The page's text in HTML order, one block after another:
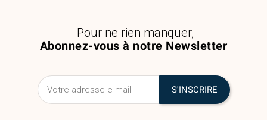
Abonnez-vous à notre Newsletter
Pour ne rien manquer,